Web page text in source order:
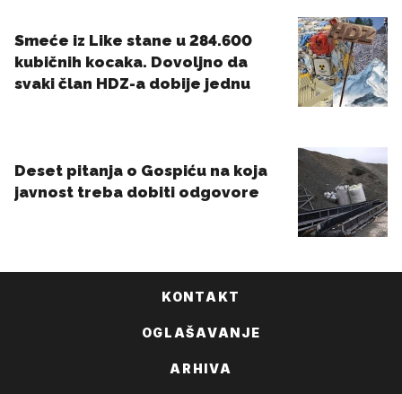
KONTAKT
OGLAŠAVANJE
ARHIVA